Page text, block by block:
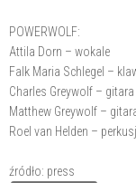
POWERWOLF:
Attila Dorn – wokale
Falk Maria Schlegel –
Charles Greywolf – gitara
Matthew Greywolf –
Roel van Helden –
źródło: press